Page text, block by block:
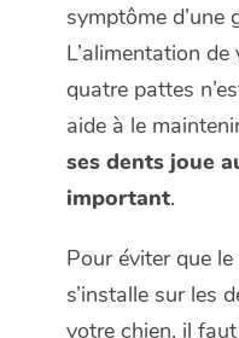
symptôme d’une
L’alimentation
quatre pattes
aide à le
ses dents joue
important.
Pour éviter que
s’installe sur les
votre chien, il